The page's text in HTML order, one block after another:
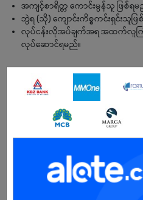
အကျင့်စာရိတ္တ ကောင်းမွန်သူ ဖြစ်ရမ
ဘွဲရ (သို) ကျောင်းကိစ္စကင်းရှင်းသူဖြ
လုပ်ငန်းလိုအပ်ချက်အရ အထက်လူကြီ
လုပ်ဆောင်ရမည်။
BENEFITS
ရုံးချိန် - 9:00 AM to 5:00 PM / တနဂ်